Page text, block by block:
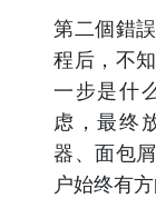
第二個錯
程后，不
一步是什
虑，最终
器、面包
户始终有方